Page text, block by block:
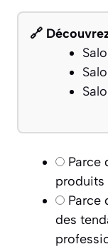
🔗
Parce
produits
Parce
des